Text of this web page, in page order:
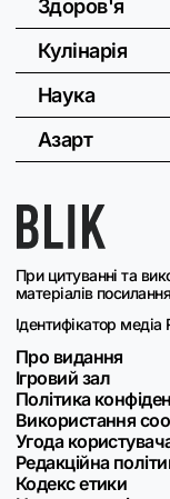
При цитуванні та
матеріалів
Ідентифікатор медіа
Про видання
Ігровий зал
Політика
Використання
Угода
Редакційна
Кодекс етики
Здоров'я
Кулінарія
Наука
Азарт